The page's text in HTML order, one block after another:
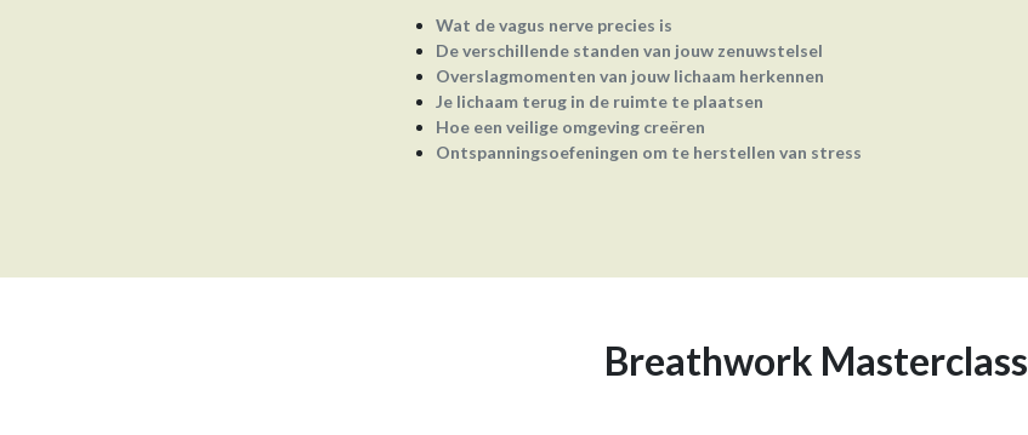
Wat de vagus nerve precies is
De verschillende standen van jouw zenuwstelsel
Overslagmomenten van jouw lichaam herkennen
Je lichaam terug in de ruimte te plaatsen
Hoe een veilige omgeving creëren
Ontspanningsoefeningen om te herstellen van stress
Breathwork Masterclass